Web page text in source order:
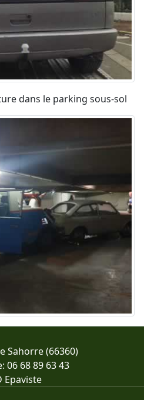
dans le parking sous-sol
Sahorre (66360)
06 68 89 63 43
Epaviste